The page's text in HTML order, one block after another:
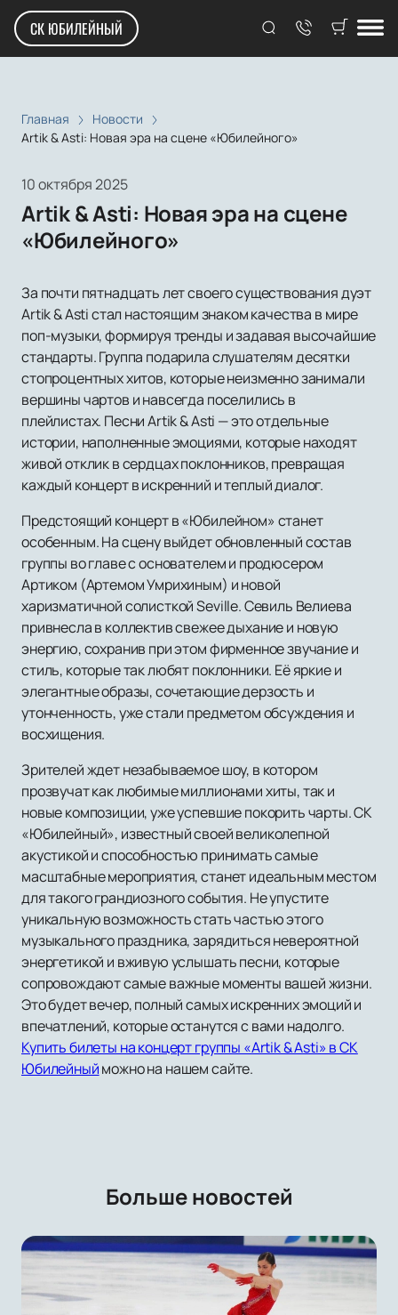
СК ЮБИЛЕЙНЫЙ
Главная
Новости
Artik & Asti: Новая эра на сцене «Юбилейного»
10 октября 2025
Artik & Asti: Новая эра на сцене
«Юбилейного»
За почти пятнадцать лет своего существования дуэт
Artik & Asti стал настоящим знаком качества в мире
поп-музыки, формируя тренды и задавая высочайшие
стандарты. Группа подарила слушателям десятки
стопроцентных хитов, которые неизменно занимали
вершины чартов и навсегда поселились в
плейлистах. Песни Artik & Asti — это отдельные
истории, наполненные эмоциями, которые находят
живой отклик в сердцах поклонников, превращая
каждый концерт в искренний и теплый диалог.
Предстоящий концерт в «Юбилейном» станет
особенным. На сцену выйдет обновленный состав
группы во главе с основателем и продюсером
Артиком (Артемом Умрихиным) и новой
харизматичной солисткой Seville. Севиль Велиева
привнесла в коллектив свежее дыхание и новую
энергию, сохранив при этом фирменное звучание и
стиль, которые так любят поклонники. Её яркие и
элегантные образы, сочетающие дерзость и
утонченность, уже стали предметом обсуждения и
восхищения.
Зрителей ждет незабываемое шоу, в котором
прозвучат как любимые миллионами хиты, так и
новые композиции, уже успевшие покорить чарты. СК
«Юбилейный», известный своей великолепной
акустикой и способностью принимать самые
масштабные мероприятия, станет идеальным местом
для такого грандиозного события. Не упустите
уникальную возможность стать частью этого
музыкального праздника, зарядиться невероятной
энергетикой и вживую услышать песни, которые
сопровождают самые важные моменты вашей жизни.
Это будет вечер, полный самых искренних эмоций и
впечатлений, которые останутся с вами надолго.
Купить билеты на концерт группы «Artik & Asti» в СК
Юбилейныйможно на нашем сайте.
Больше новостей